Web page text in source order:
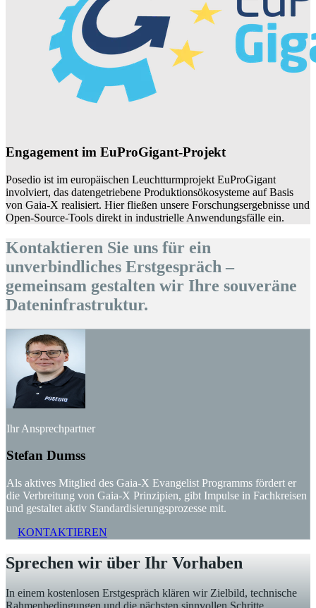
Engagement im EuProGigant-Projekt
Posedio ist im europäischen Leuchtturmprojekt EuProGigant
involviert, das datengetriebene Produktionsökosysteme auf Basis
von Gaia-X realisiert. Hier fließen unsere Forschungsergebnisse und
Open-Source-Tools direkt in industrielle Anwendungsfälle ein.
Kontaktieren Sie uns für ein
unverbindliches Erstgespräch –
gemeinsam gestalten wir Ihre souveräne
Dateninfrastruktur.
Ihr Ansprechpartner
Stefan Dumss
Als aktives Mitglied des Gaia-X Evangelist Programms fördert er
die Verbreitung von Gaia-X Prinzipien, gibt Impulse in Fachkreisen
und gestaltet aktiv Standardisierungsprozesse mit.
KONTAKTIEREN
Sprechen wir über Ihr Vorhaben
In einem kostenlosen Erstgespräch klären wir Zielbild, technische
Rahmenbedingungen und die nächsten sinnvollen Schritte.